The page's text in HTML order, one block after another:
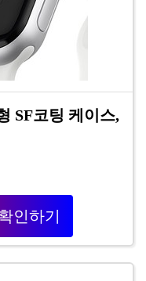
SF코팅 케이스,
인하기